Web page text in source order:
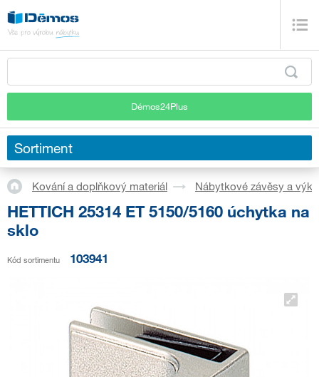
Démos24Plus
Sortiment
Kování a doplňkový materiál Nábytkové závěsy a
HETTICH 25314 ET 5150/5160 úchytka na
sklo
Kód sortimentu 103941